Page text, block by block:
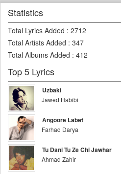
Statistics
Total Lyrics Added : 2712
Total Artists Added : 347
Total Albums Added : 412
Top 5 Lyrics
Uzbaki
Jawed Habibi
Angoore Labet
Farhad Darya
Tu Dani Tu Ze Chi Jawhar
Ahmad Zahir